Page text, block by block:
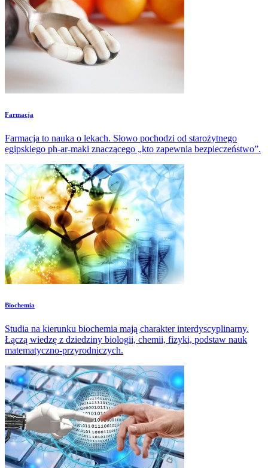
Farmacja
Farmacja to nauka o lekach. Słowo pochodzi od starożytnego
egipskiego ph-ar-maki znaczącego „kto zapewnia bezpieczeństwo”.
Biochemia
Studia na kierunku biochemia mają charakter interdyscyplinarny.
Łączą wiedzę z dziedziny biologii, chemii, fizyki, podstaw nauk
matematyczno-przyrodniczych.